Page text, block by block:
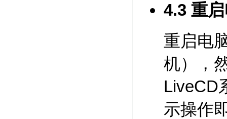
4.3 重
重启电
机），
LiveCD
示操作